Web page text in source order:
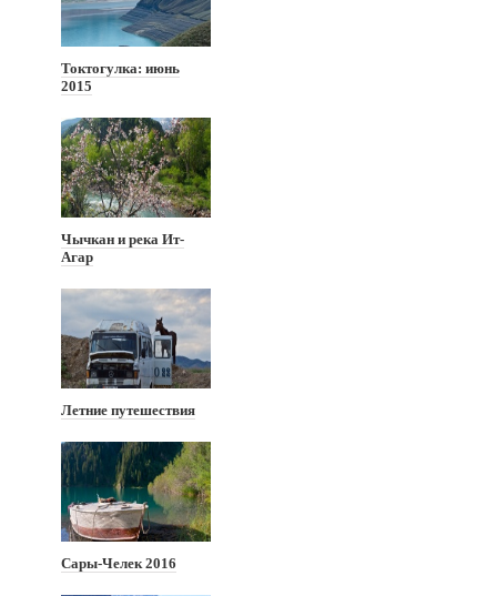
Токтогулка: июнь
2015
Чычкан и река Ит-
Агар
Летние путешествия
Сары-Челек 2016